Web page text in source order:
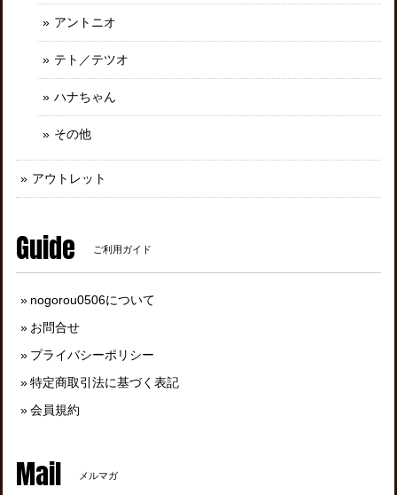
アントニオ
テト／テツオ
ハナちゃん
その他
アウトレット
Guide ご利用ガイド
nogorou0506について
お問合せ
プライバシーポリシー
特定商取引法に基づく表記
会員規約
Mail メルマガ